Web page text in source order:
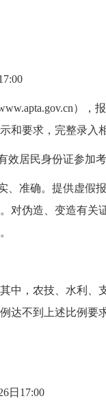
），
和要求，完整录入
居民身份证参加
准确。提供虚假
对伪造、变造有关
，农技、水利、
达不到上述比例要
日17:00